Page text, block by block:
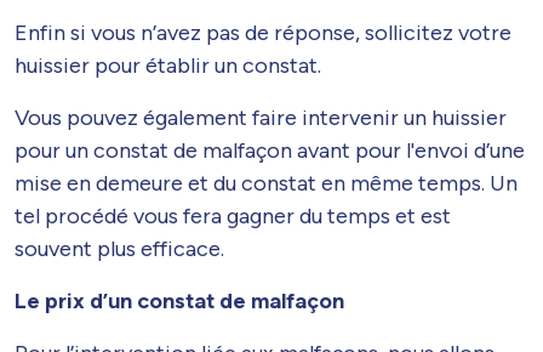
Enfin si vous n’avez pas de réponse, sollicitez votre
huissier pour établir un constat.
Vous pouvez également faire intervenir un huissier
pour un constat de malfaçon avant pour l'envoi d’une
mise en demeure et du constat en même temps. Un
tel procédé vous fera gagner du temps et est
souvent plus efficace.
Le prix d’un constat de malfaçon